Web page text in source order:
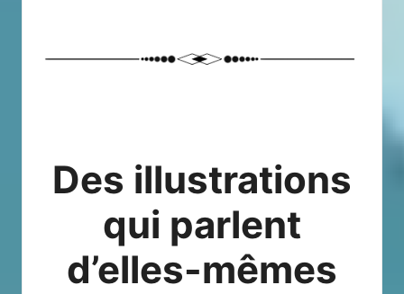
Des illustrations
qui parlent
d’elles-mêmes